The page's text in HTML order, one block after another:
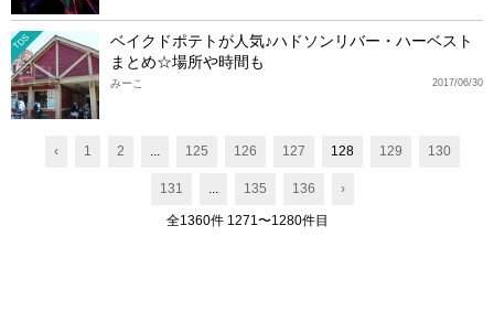
TDS
ベイクドポテトが人気♪ハドソンリバー・ハーベスト
まとめ☆場所や時間も
2017/06/30
みーこ
‹ 1 2 ... 125 126 127 128 129 130
131 ... 135 136 ›
全1360件 1271〜1280件目